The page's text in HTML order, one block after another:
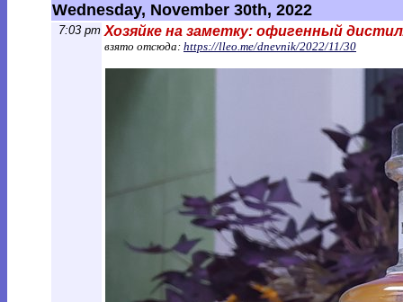
Wednesday, November 30th, 2022
7:03 pm Хозяйке на заметку: офигенный
взято отсюда: https://lleo.me/dnevnik/2022/11/30